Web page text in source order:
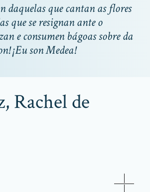
daquelas que cantan as flores
que se resignan ante o
e consumen bágoas sobre da
¡Eu son Medea!
Rachel de